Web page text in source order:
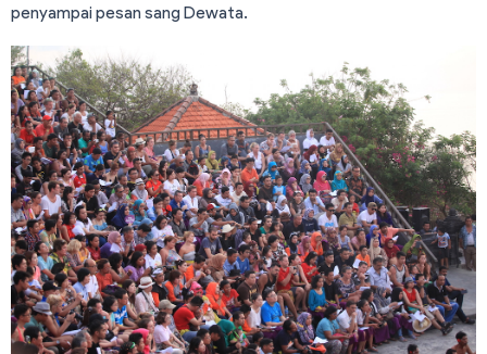
penyampai pesan sang Dewata.